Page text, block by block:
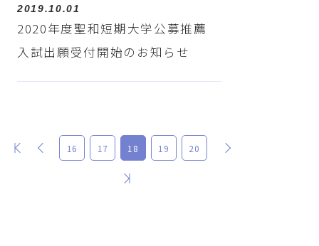
2019.10.01
2020年度聖和短期大学公募推薦
入試出願受付開始のお知らせ
最初 前 16 17 18 19 20
最後